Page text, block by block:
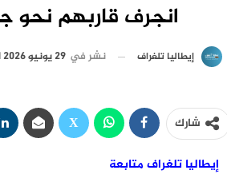
انجرف قاربهم نحو
إيطاليا تلغراف نشر في 29 يونيو 2026 الساعة 13 و 00 دقيقة
شارك
إيطاليا تلغراف متابعة